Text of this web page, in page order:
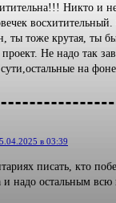
Никто и
ты тоже крутая, ты
Не надо так
на фоне
в 03:39
писать, кто
и надо остальным всю